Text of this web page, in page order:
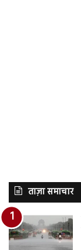
ताज़ा समाचार